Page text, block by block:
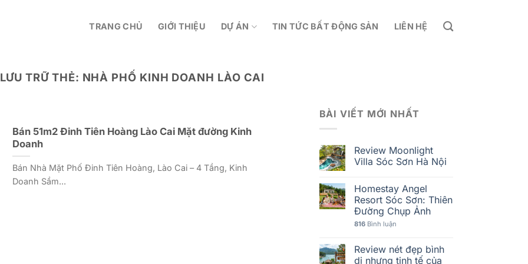
TRANG CHỦ GIỚI THIỆU DỰ ÁN TIN TỨC BẤT ĐỘNG SẢN LIÊN HỆ
LƯU TRỮ THẺ: NHÀ PHỐ KINH DOANH LÀO CAI
Bán 51m2 Đinh Tiên Hoàng Lào Cai Mặt đường Kinh
Doanh
Bán Nhà Mặt Phố Đinh Tiên Hoàng, Lào Cai – 4 Tầng, Kinh
Doanh Sầm...
BÀI VIẾT MỚI NHẤT
Review Moonlight
Villa Sóc Sơn Hà Nội
Homestay Angel
Resort Sóc Sơn: Thiên
Đường Chụp Ảnh
816Bình luận
Review nét đẹp bình
dị nhưng tinh tế của